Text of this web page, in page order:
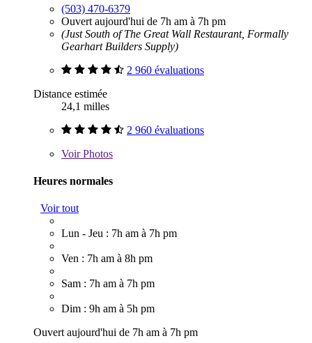
(503) 470-6379
Ouvert aujourd'hui de 7h am à 7h pm
(Just South of The Great Wall Restaurant, Formally
Gearhart Builders Supply)
2 960 évaluations
Distance estimée
24,1 milles
2 960 évaluations
VoirPhotos
Heures normales
Voir tout
Lun - Jeu : 7h am à 7h pm
Ven : 7h am à 8h pm
Sam : 7h am à 7h pm
Dim : 9h am à 5h pm
Ouvert aujourd'hui de 7h am à 7h pm